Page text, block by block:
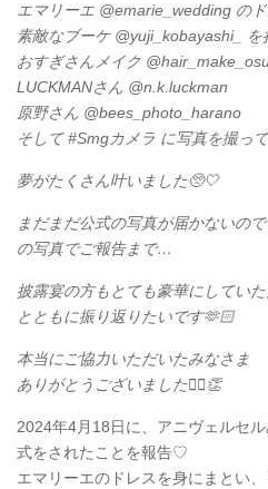
エマリーエ @emarie_wedding の
素敵なブーケ @yuji_kobayashi_ を
おすぎさんメイク
LUCKMANさん @n.k.luckman
原野さん @bees_photo_harano
そして #Smgカメラ に写真を撮っ
夢がたくさん叶いました🥺🤍
まだまだ公式の写真が届かないの
の写真でご報告まで…
披露宴の方もとても豪華にしてい
とともに振り返りたいです🫶🏻
本当にご協力いただいたみなさま
ありがとうございました🙂‍↕️👏
2024年4月18日に、アニヴェルセ
式をされたことを報告♡
エマリーエのドレスを身にまとい